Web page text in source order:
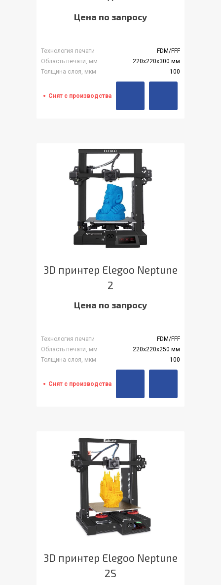
Цена по запросу
Технология печати
FDM/FFF
Область печати, мм
220x220x300 мм
Толщина слоя, мкм
100
Снят с производства
3D принтер Elegoo Neptune
2
Цена по запросу
Технология печати
FDM/FFF
Область печати, мм
220x220x250 мм
Толщина слоя, мкм
100
Снят с производства
3D принтер Elegoo Neptune
2S